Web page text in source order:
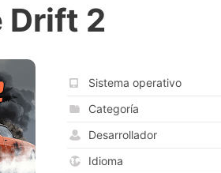
Drift 2
Sistema operativo
Categoría
Desarrollador
Idioma